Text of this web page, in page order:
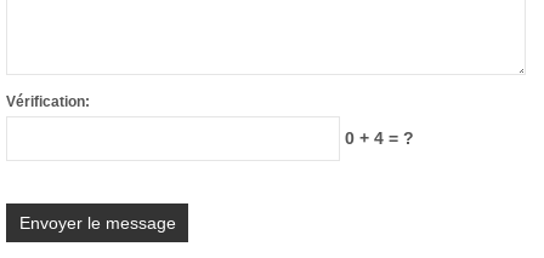
Vérification:
0 + 4 = ?